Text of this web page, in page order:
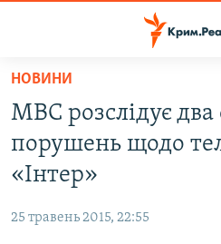
Перейти
основного
матеріалу
Перейти
до
основної
навігації
ВОДА.КРИМ
ВІДЕО ТА ФОТО
БЛОГИ
НОВИНИ
МВС розслідує два
порушень щодо
«Інтер»
25 травень 2015, 22:55